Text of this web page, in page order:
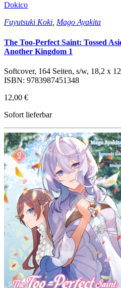
Dokico
Fuyutsuki Koki, Mago Ayakita
The Too-Perfect Saint: Tossed
Another Kingdom 1
Softcover, 164 Seiten, s/w, 18,2 x
ISBN: 9783987451348
12,00 €
Sofort lieferbar